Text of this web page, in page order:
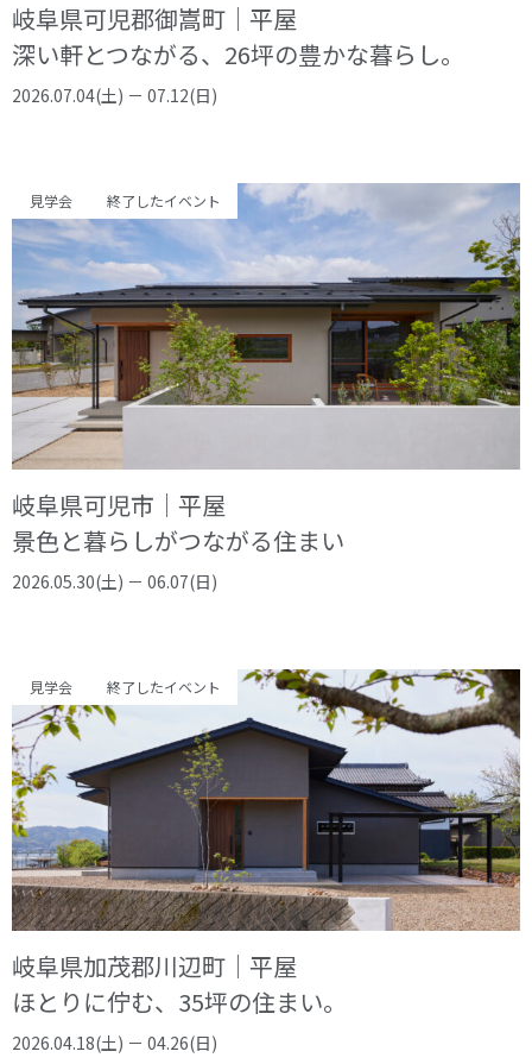
岐阜県可児郡御嵩町｜平屋
深い軒とつながる、26坪の豊かな暮らし。
2026.07.04(土) － 07.12(日)
見学会 終了したイベント
岐阜県可児市｜平屋
景色と暮らしがつながる住まい
2026.05.30(土) － 06.07(日)
見学会 終了したイベント
岐阜県加茂郡川辺町｜平屋
ほとりに佇む、35坪の住まい。
2026.04.18(土) － 04.26(日)